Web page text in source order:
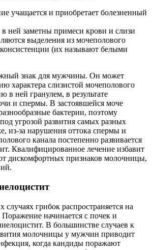
учащается и приобретает болезненный
ней заметны примеси крови и слизи
выделения из мочеполового
консистенции (их называют белыми
знак для мужчины. Он может
характера слизистой мочеполового
в ней гранулем, в результате
и спермы. В застоявшейся моче
бактерии, поэтому
угрозой развития самых разных
из-за нарушения оттока спермы и
канала постепенно развивается
Квалифицированное лечение избавит
дискомфортных признаков молочницы,
грибок распространяется на
начинается с почек и
В большинстве случаев к
молочницы у мужчин приводит
когда кандиды поражают